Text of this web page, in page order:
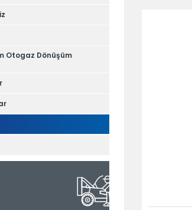
Otogaz Dönüşüm